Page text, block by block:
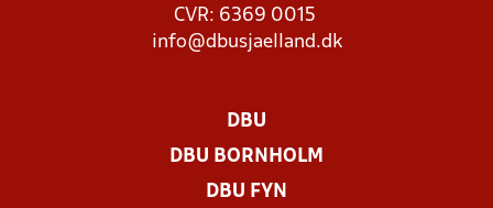
CVR: 6369 0015
info@dbusjaelland.dk
DBU
DBU BORNHOLM
DBU FYN